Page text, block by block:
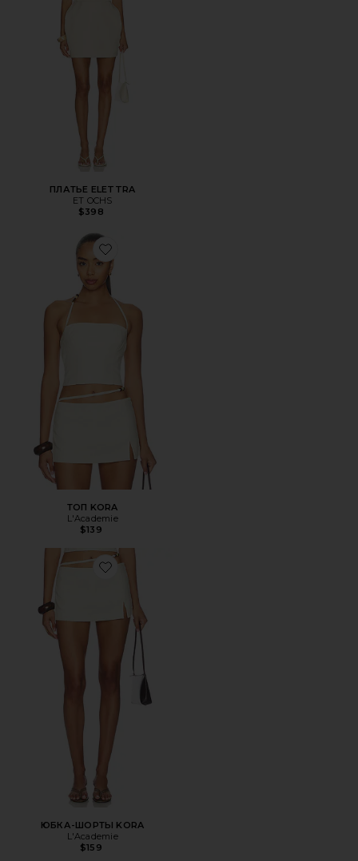
ПЛАТЬЕ ELETTRA
ET OCHS
$398
Favorite ТОП KORA
ТОП KORA
L'Academie
$139
Favorite ЮБКА-ШОРТЫ KORA
ЮБКА-ШОРТЫ KORA
L'Academie
$159